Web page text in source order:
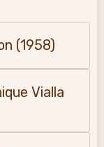
(1958)
Vialla